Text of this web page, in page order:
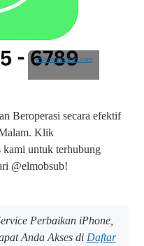
www.elmobsub.com
Beroperasi secara efektif
Klik
untuk terhubung
@elmobsub!
Perbaikan iPhone,
Anda Akses di Daftar